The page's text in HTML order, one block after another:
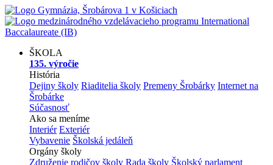
ŠKOLA
135. výročie
História
Dejiny školy Riaditelia školy Premeny Šrobárky Internet na
Šrobárke
Súčasnosť
Ako sa meníme
Interiér Exteriér
Vybavenie Školská jedáleň
Orgány školy
Združenie rodičov školy Rada školy Školský parlament